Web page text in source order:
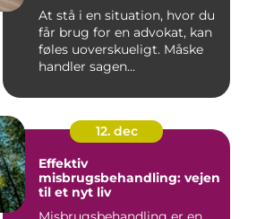
At stå i en situation, hvor du
får brug for en advokat, kan
føles uoverskueligt. Måske
handler sagen...
12. dec
Effektiv
misbrugsbehandling: vejen
til et nyt liv